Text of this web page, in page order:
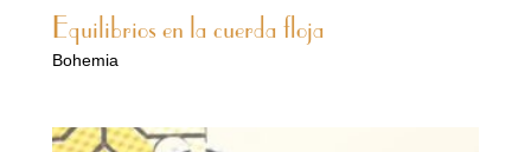
Equilibrios en la cuerda floja
Bohemia